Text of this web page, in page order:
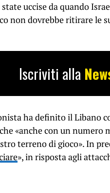
uccise da quando
non dovrebbe ritirare le
Iscriviti alla
ha definito il Libano
«anche con un
terreno di gioco». In
», in risposta agli